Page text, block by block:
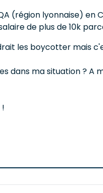
(région lyonnaise) en
de plus de 10k
les boycotter mais
dans ma situation ? A